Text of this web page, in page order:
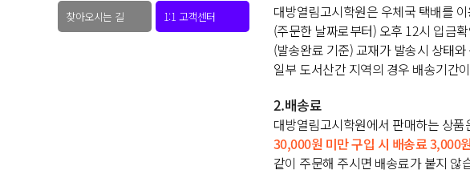
찾아오시는 길 1:1 고객센터 대방열림고시학원은 우체국 택배를
(주문한 날짜로부터) 오후 12시 입금
(발송완료 기준) 교재가 발송시 상태
일부 도서산간 지역의 경우 배송기간
2.배송료
대방열림고시학원에서 판매하는 상
30,000원 미만 구입 시 배송료 3,000
같이 주문해 주시면 배송료가 붙지 않